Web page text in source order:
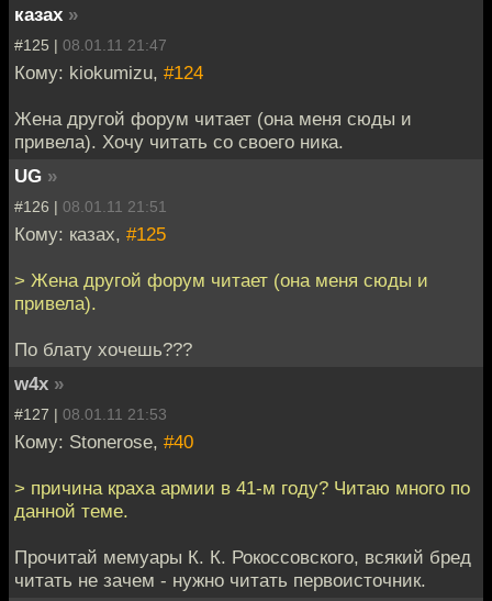
казах »
#125 | 08.01.11 21:47
Кому: kiokumizu, #124
Жена другой форум читает (она меня сюды и
привела). Хочу читать со своего ника.
UG »
#126 | 08.01.11 21:51
Кому: казах, #125
> Жена другой форум читает (она меня сюды и
привела).
По блату хочешь???
w4x »
#127 | 08.01.11 21:53
Кому: Stonerose, #40
> причина краха армии в 41-м году? Читаю много по
данной теме.
Прочитай мемуары К. К. Рокоссовского, всякий бред
читать не зачем - нужно читать первоисточник.